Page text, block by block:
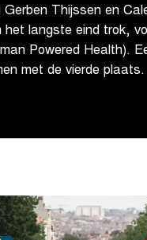
Gerben Thijssen en
het langste eind trok,
Powered Health).
met de vierde plaats.